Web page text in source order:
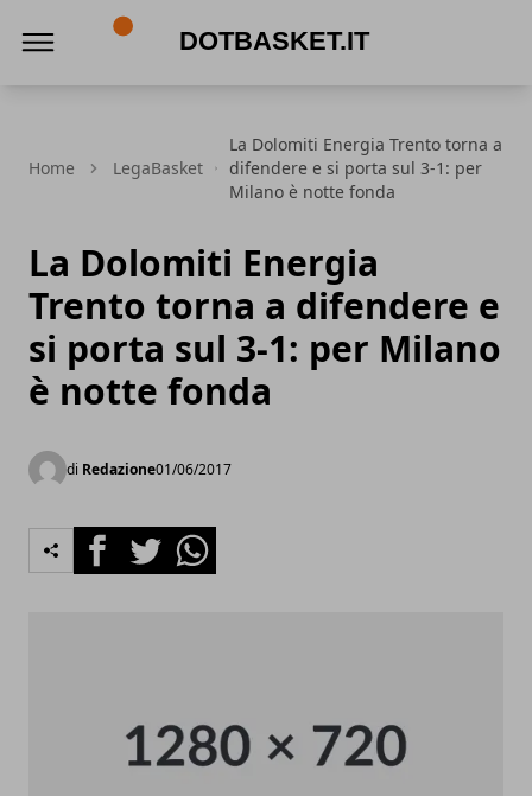
Home LegaBasket
La Dolomiti Energia Trento torna a
difendere e si porta sul 3-1: per
Milano è notte fonda
La Dolomiti Energia
Trento torna a difendere e
si porta sul 3-1: per Milano
è notte fonda
di Redazione01/06/2017
FacebookTwitterWhatsapp